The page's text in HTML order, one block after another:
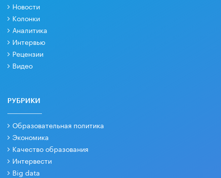
Новости
Колонки
Аналитика
Интервью
Рецензии
Видео
РУБРИКИ
Образовательная политика
Экономика
Качество образования
Интервести
Big data